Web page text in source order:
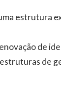
estrutura
de
de